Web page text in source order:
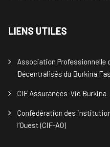
LIENS UTILES
Association Professionnelle
Décentralisés du Burkina
CIF Assurances-Vie Burkina
Confédération des
l’Ouest (CIF-AO)